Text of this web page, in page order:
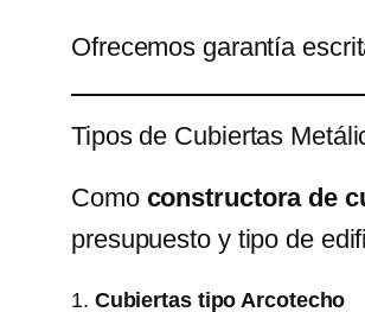
Ofrecemos garantía
Tipos de Cubiertas
Como constructora de
presupuesto y tipo de
1. Cubiertas tipo Arcotecho